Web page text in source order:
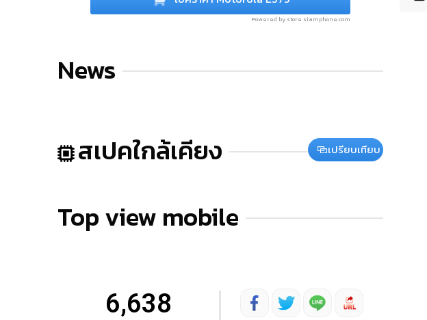
Powered by store.siamphone.com
News
สเปคใกล้เคียง เปรียบเทียบ
Top view mobile
6,638